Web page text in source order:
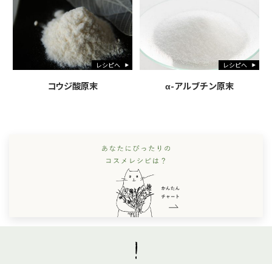
レシピへ
コウジ酸原末
レシピへ
α-アルブチン原末